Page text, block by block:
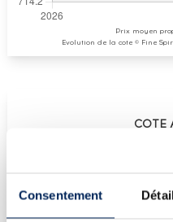
Consentement
Prix moyen
Evolution de la cote © Fine
COTE
715€